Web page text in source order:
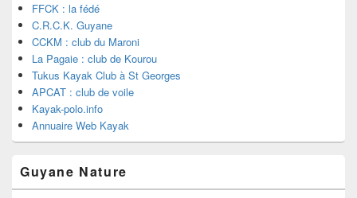
FFCK : la fédé
C.R.C.K. Guyane
CCKM : club du Maroni
La Pagaie : club de Kourou
Tukus Kayak Club à St Georges
APCAT : club de voile
Kayak-polo.info
Annuaire Web Kayak
Guyane Nature